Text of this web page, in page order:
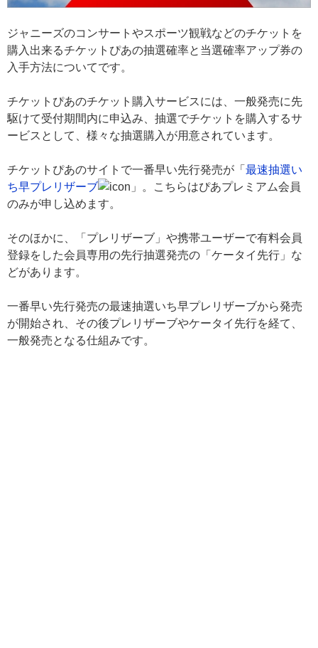
ジャニーズのコンサートやスポーツ観戦などのチケットを
購入出来るチケットぴあの抽選確率と当選確率アップ券の
入手方法についてです。
チケットぴあのチケット購入サービスには、一般発売に先
駆けて受付期間内に申込み、抽選でチケットを購入するサ
ービスとして、様々な抽選購入が用意されています。
チケットぴあのサイトで一番早い先行発売が「 最速抽選い
ち早プレリザーブ
」。こちらはぴあプレミアム会員
のみが申し込めます。
そのほかに、「プレリザーブ」や携帯ユーザーで有料会員
登録をした会員専用の先行抽選発売の「ケータイ先行」な
どがあります。
一番早い先行発売の最速抽選いち早プレリザーブから発売
が開始され、その後プレリザーブやケータイ先行を経て、
一般発売となる仕組みです。